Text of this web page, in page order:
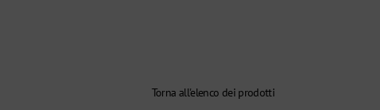
Torna all'elenco dei prodotti